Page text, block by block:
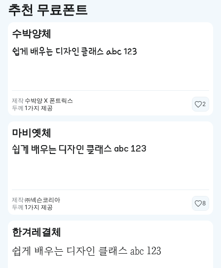
추천 무료폰트
수박양체
쉽게 배우는 디자인 클래스 abc 123
제작 수박양 X 폰트릭스
두께 1가지 제공
2
마비옛체
쉽게 배우는 디자인 클래스 abc 123
제작㈜넥슨코리아
두께 1가지 제공
8
한겨레결체
쉽게 배우는 디자인 클래스 abc 123